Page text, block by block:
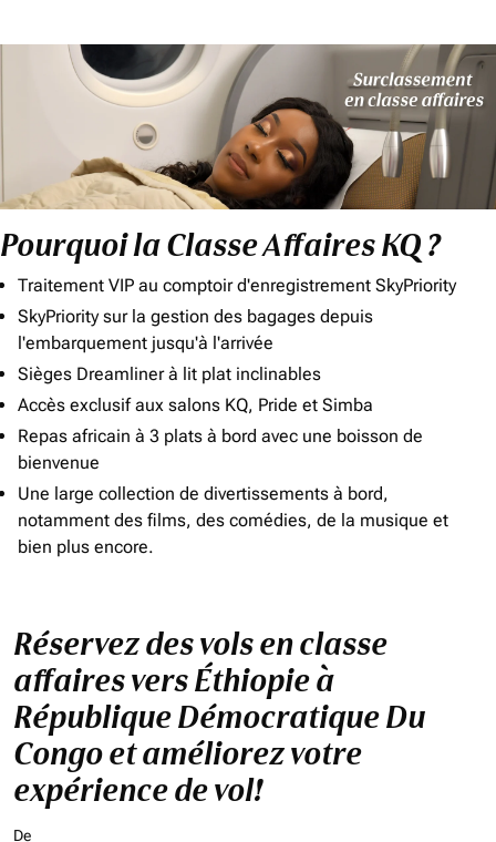
Pourquoi la Classe Affaires KQ ?
Traitement VIP au comptoir d'enregistrement SkyPriority
SkyPriority sur la gestion des bagages depuis
l'embarquement jusqu'à l'arrivée
Sièges Dreamliner à lit plat inclinables
Accès exclusif aux salons KQ, Pride et Simba
Repas africain à 3 plats à bord avec une boisson de
bienvenue
Une large collection de divertissements à bord,
notamment des films, des comédies, de la musique et
bien plus encore.
Réservez des vols en classe
affaires vers Éthiopie à
République Démocratique Du
Congo et améliorez votre
expérience de vol!
De